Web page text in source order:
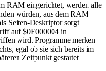
RAM eingerichtet, werden alle
würden, aus dem RAM
Seiten-Deskriptor sorgt
auf $0E000004 in
wird. Programme merken
egal ob sie sich bereits im
Zeitpunkt gestartet